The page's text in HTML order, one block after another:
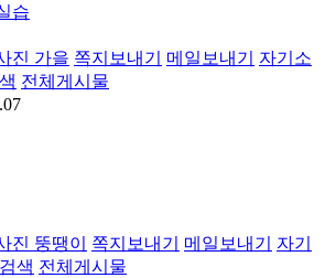
습
가을 쪽지보내기 메일보내기
자기소
전체게시물
뚱땡이 쪽지보내기 메일보내기
자기
색 전체게시물